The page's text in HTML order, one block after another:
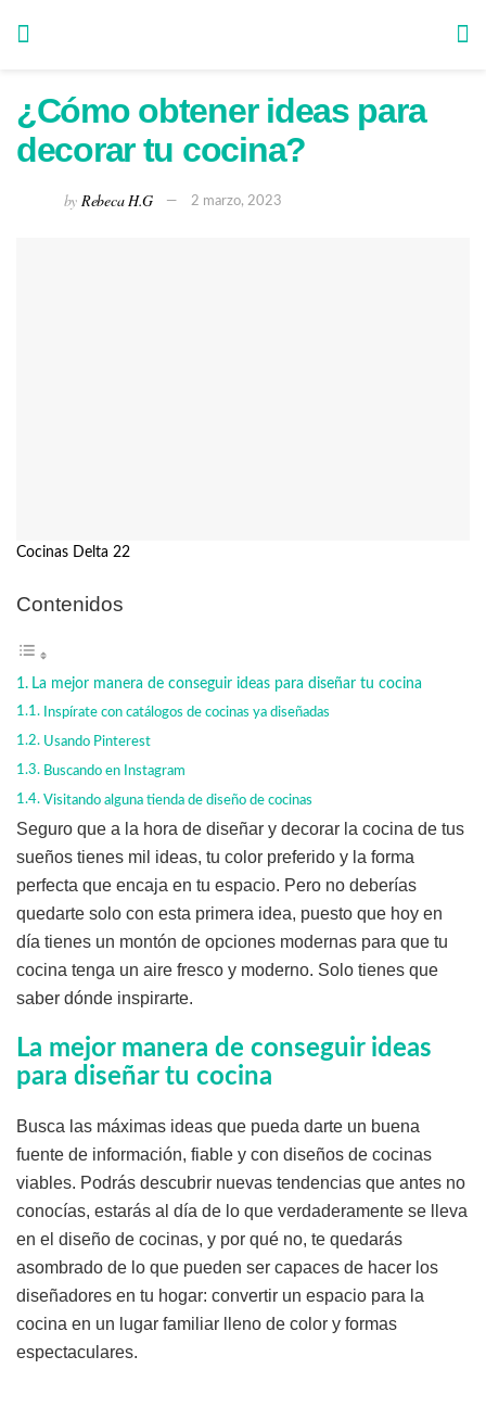
¿Cómo obtener ideas para
decorar tu cocina?
by Rebeca H.G 2 marzo, 2023
Cocinas Delta 22
Contenidos
La mejor manera de conseguir ideas para diseñar tu cocina
Inspírate con catálogos de cocinas ya diseñadas
Usando Pinterest
Buscando en Instagram
Visitando alguna tienda de diseño de cocinas
Seguro que a la hora de diseñar y decorar la cocina de tus
sueños tienes mil ideas, tu color preferido y la forma
perfecta que encaja en tu espacio. Pero no deberías
quedarte solo con esta primera idea, puesto que hoy en
día tienes un montón de opciones modernas para que tu
cocina tenga un aire fresco y moderno. Solo tienes que
saber dónde inspirarte.
La mejor manera de conseguir ideas
para diseñar tu cocina
Busca las máximas ideas que pueda darte un buena
fuente de información, fiable y con diseños de cocinas
viables. Podrás descubrir nuevas tendencias que antes no
conocías, estarás al día de lo que verdaderamente se lleva
en el diseño de cocinas, y por qué no, te quedarás
asombrado de lo que pueden ser capaces de hacer los
diseñadores en tu hogar: convertir un espacio para la
cocina en un lugar familiar lleno de color y formas
espectaculares.